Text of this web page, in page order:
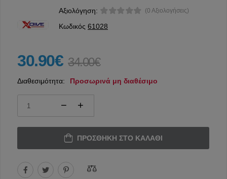
Αξιολόγηση: (0 Αξιολογήσεις)
Κωδικός 61028
30.90€ 34.00€
Διαθεσιμότητα: Προσωρινά μη διαθέσιμο
ΠΡΟΣΘΉΚΗ ΣΤΟ ΚΑΛΆΘΙ